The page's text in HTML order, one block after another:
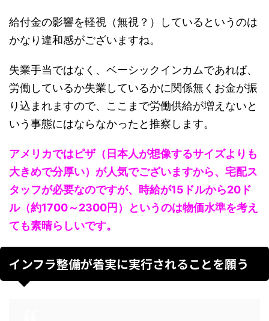
給付金の影響を軽視（無視？）しているというのは
かなり違和感がございますね。
失業手当ではなく、ベーシックインカムであれば、
労働しているか失業しているかに関係無くお金が振
り込まれますので、ここまで労働供給が増えないと
いう事態にはならなかったと推察します。
アメリカではピザ（日本人が想像するサイズよりも
大きめで分厚い）が人気でございますから、宅配ス
タッフが必要なのですが、時給が15ドルから20ド
ル（約1700～2300円）というのは物価水準を考え
ても素晴らしいです。
インフラ整備が着実に実行されることを願う